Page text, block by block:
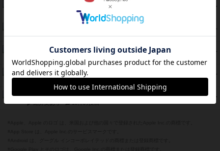
PT
エコーズ・オブ・タイム
8件の投稿
PT
紹介文あり 12件の投稿
PT
PT
Bitter End ブタペスト救出作戦
42 PT
ドコジャン
紹介文あり 10件の投稿